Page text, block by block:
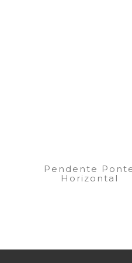
Pendente
Horizontal